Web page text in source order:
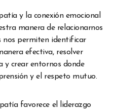
y la conexión emocional
manera de relacionarnos
nos permiten identificar
efectiva, resolver
y crear entornos donde
y el respeto mutuo.
favorece el liderazgo